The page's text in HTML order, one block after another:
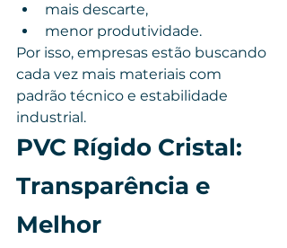
mais descarte,
menor produtividade.
Por isso, empresas estão buscando
cada vez mais materiais com
padrão técnico e estabilidade
industrial.
PVC Rígido Cristal:
Transparência e
Melhor